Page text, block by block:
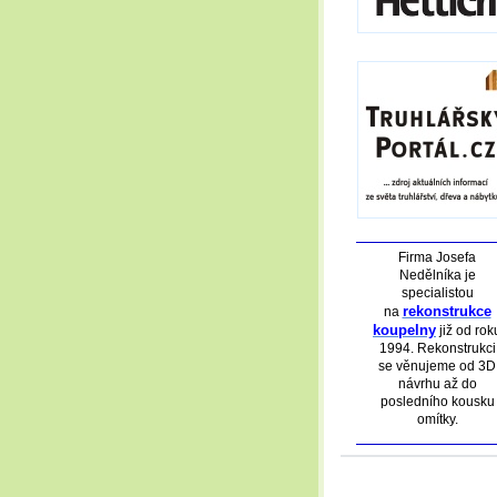
Firma Josefa
Nedělníka je
specialistou
na rekonstrukce
koupelny již od
1994. Rekonstrukci
se věnujeme od 3D
návrhu až do
posledního kousku
omítky.